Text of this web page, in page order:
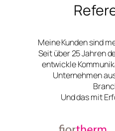
Meine Kunden sind
Seit über 25 Jahren
entwickle
Unternehmen
Und das mit